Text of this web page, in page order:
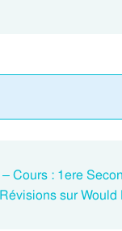
Cours : 1ere
sur